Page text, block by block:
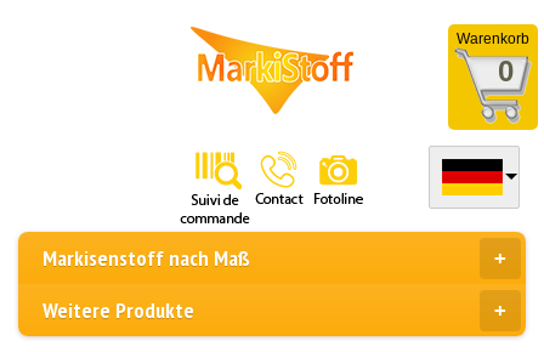
Warenkorb
0
Markisenstoff nach Maß
Weitere Produkte